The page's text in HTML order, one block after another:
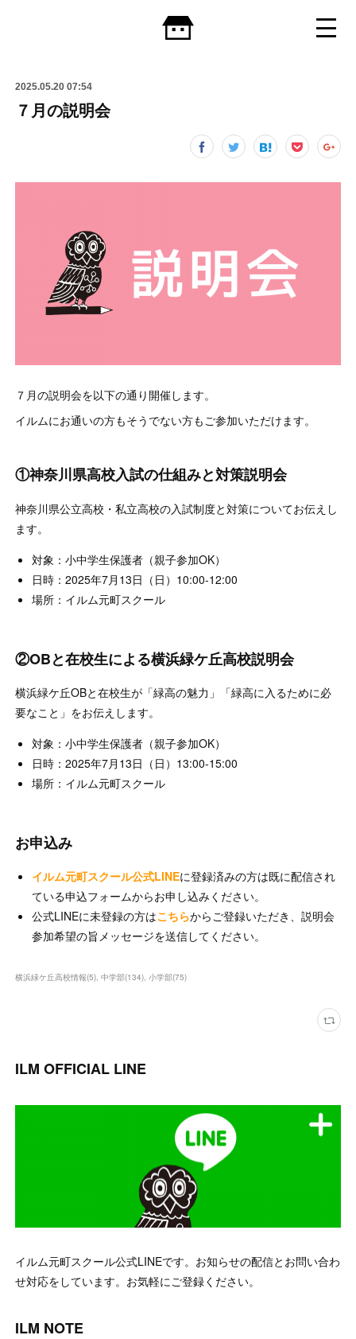
2025.05.20 07:54
７月の説明会
７月の説明会を以下の通り開催します。
イルムにお通いの方もそうでない方もご参加いただけます。
①神奈川県高校入試の仕組みと対策説明会
神奈川県公立高校・私立高校の入試制度と対策についてお伝えし
ます。
対象：小中学生保護者（親子参加OK）
日時：2025年7月13日（日）10:00-12:00
場所：イルム元町スクール
②OBと在校生による横浜緑ケ丘高校説明会
横浜緑ケ丘OBと在校生が「緑高の魅力」「緑高に入るために必
要なこと」をお伝えします。
対象：小中学生保護者（親子参加OK）
日時：2025年7月13日（日）13:00-15:00
場所：イルム元町スクール
お申込み
イルム元町スクール公式LINEに登録済みの方は既に配信され
ている申込フォームからお申し込みください。
公式LINEに未登録の方はこちらからご登録いただき、説明会
参加希望の旨メッセージを送信してください。
横浜緑ケ丘高校情報(5) 中学部(134) 小学部(75)
ILM OFFICIAL LINE
イルム元町スクール公式LINEです。お知らせの配信とお問い合わ
せ対応をしています。お気軽にご登録ください。
ILM NOTE